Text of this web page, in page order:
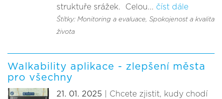
struktuře srážek. Celou... číst dále
Štítky: Monitoring a evaluace, Spokojenost a kvalita
života
Walkability aplikace - zlepšení města
pro všechny
21. 01. 2025 | Chcete zjistit, kudy chodí